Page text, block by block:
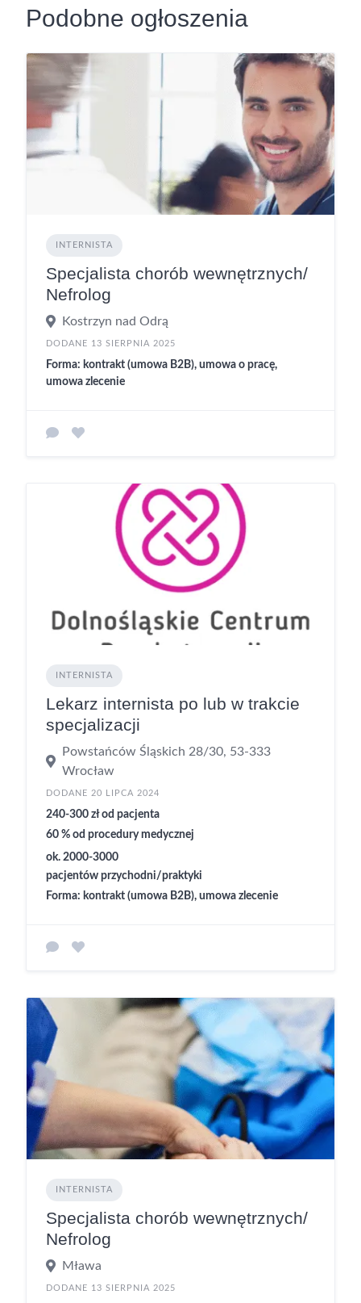
Podobne ogłoszenia
INTERNISTA
Specjalista chorób wewnętrznych/
Nefrolog
Kostrzyn nad Odrą
DODANE 13 SIERPNIA 2025
Forma: kontrakt (umowa B2B), umowa o pracę,
umowa zlecenie
INTERNISTA
Lekarz internista po lub w trakcie
specjalizacji
Powstańców Śląskich 28/30, 53-333
Wrocław
DODANE 20 LIPCA 2024
240-300 zł od pacjenta
60 % od procedury medycznej
ok. 2000-3000
pacjentów przychodni/praktyki
Forma: kontrakt (umowa B2B), umowa zlecenie
INTERNISTA
Specjalista chorób wewnętrznych/
Nefrolog
Mława
DODANE 13 SIERPNIA 2025